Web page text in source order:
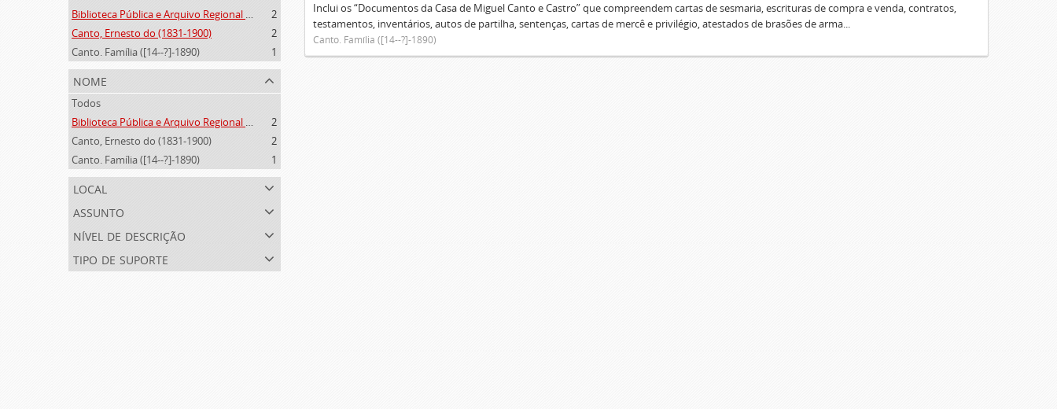
Biblioteca Pública e Arquivo Regional de Ponta Delgada (1841- )
2
Canto, Ernesto do (1831-1900)
2
Canto. Família ([14--?]-1890)
1
nome
Todos
Biblioteca Pública e Arquivo Regional de Ponta Delgada (1841- )
2
Canto, Ernesto do (1831-1900)
2
Canto. Família ([14--?]-1890)
1
local
assunto
nível de descrição
tipo de suporte
Inclui os “Documentos da Casa de Miguel Canto e Castro” que compreendem cartas de sesmaria, escrituras de compra e venda, contratos,
testamentos, inventários, autos de partilha, sentenças, cartas de mercê e privilégio, atestados de brasões de arma...
Canto. Família ([14--?]-1890)